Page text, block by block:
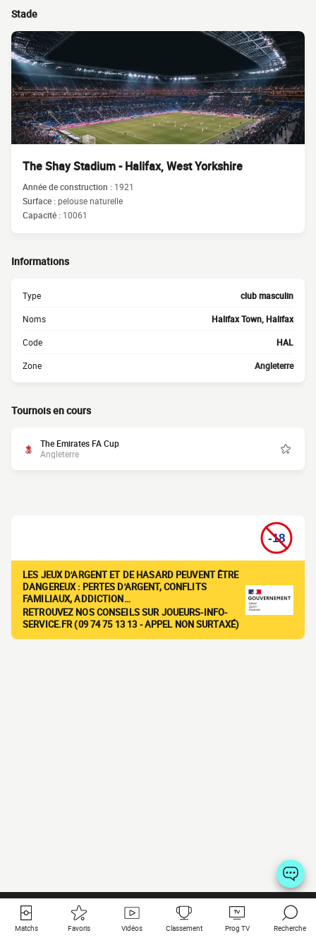
Stade
The Shay Stadium - Halifax, West Yorkshire
Année de construction : 1921
Surface :pelouse naturelle
Capacité : 10061
Informations
Type club masculin
Noms Halifax Town, Halifax
Code HAL
Zone Angleterre
Tournois en cours
The Emirates FA Cup
Angleterre
LES JEUX D'ARGENT ET DE HASARD PEUVENT ÊTRE
DANGEREUX : PERTES D'ARGENT, CONFLITS
FAMILIAUX, ADDICTION…
RETROUVEZ NOS CONSEILS SUR JOUEURS-INFO-
SERVICE.FR (09 74 75 13 13 - APPEL NON SURTAXÉ)
Matchs Favoris Vidéos Classement Prog TV Recherche